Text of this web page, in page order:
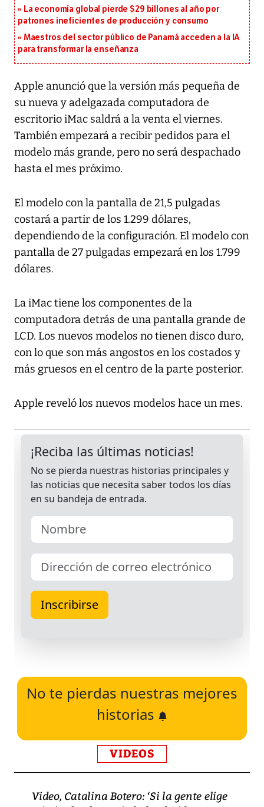
La economía global pierde $29 billones al año por
patrones ineficientes de producción y consumo
Maestros del sector público de Panamá acceden a la IA
para transformar la enseñanza
Apple anunció que la versión más pequeña de
su nueva y adelgazada computadora de
escritorio iMac saldrá a la venta el viernes.
También empezará a recibir pedidos para el
modelo más grande, pero no será despachado
hasta el mes próximo.
El modelo con la pantalla de 21,5 pulgadas
costará a partir de los 1.299 dólares,
dependiendo de la configuración. El modelo con
pantalla de 27 pulgadas empezará en los 1.799
dólares.
La iMac tiene los componentes de la
computadora detrás de una pantalla grande de
LCD. Los nuevos modelos no tienen disco duro,
con lo que son más angostos en los costados y
más gruesos en el centro de la parte posterior.
Apple reveló los nuevos modelos hace un mes.
No te pierdas nuestras mejores
historias
VIDEOS
Video, Catalina Botero: ‘Si la gente elige